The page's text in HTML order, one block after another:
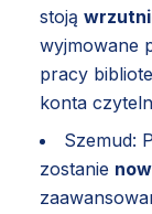
stoją
wyjmowane
pracy
konta
Szemud:
zostanie